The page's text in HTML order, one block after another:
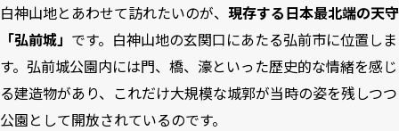
白神山地とあわせて訪れたいのが、 現存する日本最北端の天守
「弘前城」 です。白神山地の玄関口にあたる弘前市に位置しま
す。弘前城公園内には門、橋、濠といった歴史的な情緒を感じ
る建造物があり、これだけ大規模な城郭が当時の姿を残しつつ
公園として開放されているのです。